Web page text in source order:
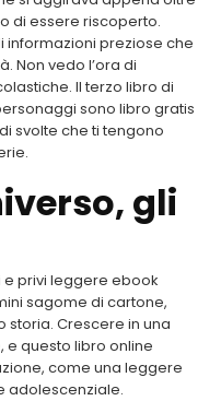
di essere riscoperto.
informazioni preziose che
Non vedo l’ora di
Il terzo libro di
sono libro gratis
svolte che ti tengono
gli
privi leggere ebook
sagome di cartone,
storia. Crescere in una
questo libro online
come una leggere
adolescenziale.